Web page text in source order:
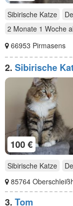
Sibirische Katze
2 Monate 1 Woche
66953 Pirmasens
2. Sibirische
100 €
Sibirische Katze
85764
3. Tom